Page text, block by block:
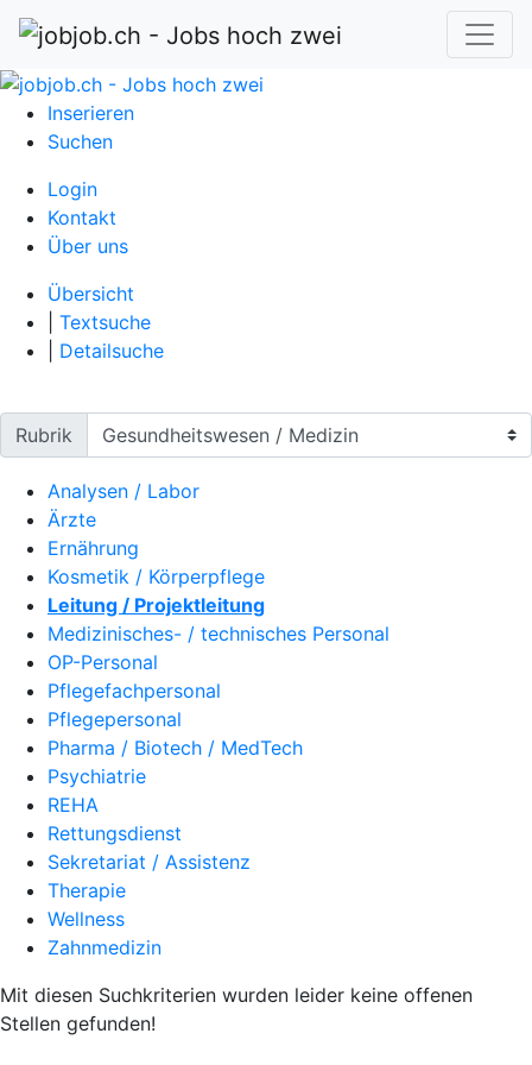
Inserieren
Suchen
Login
Kontakt
Über uns
Übersicht
Textsuche
Detailsuche
Rubrik
Analysen / Labor
Ärzte
Ernährung
Kosmetik / Körperpflege
Leitung / Projektleitung
Medizinisches- / technisches Personal
OP-Personal
Pflegefachpersonal
Pflegepersonal
Pharma / Biotech / MedTech
Psychiatrie
REHA
Rettungsdienst
Sekretariat / Assistenz
Therapie
Wellness
Zahnmedizin
Mit diesen Suchkriterien wurden leider keine offenen
Stellen gefunden!